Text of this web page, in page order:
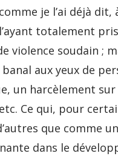
je l’ai déjà dit,
totalement
violence soudain ;
aux yeux de
un harcèlement
Ce qui, pour
que comme
dans le